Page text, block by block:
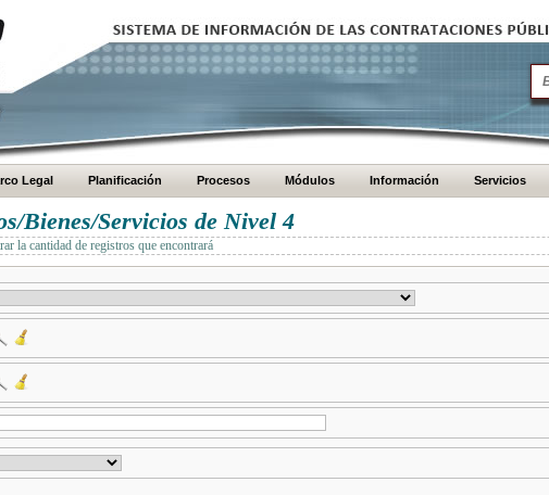
Legal Planificación Procesos Módulos Información Servicios
Bienes/Servicios de Nivel 4
la cantidad de registros que encontrará